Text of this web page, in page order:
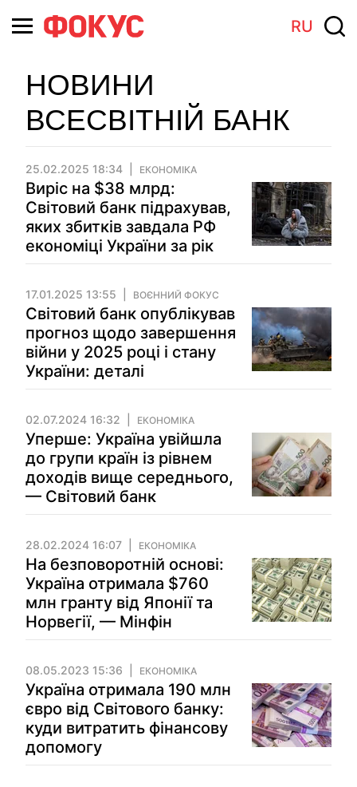
RU
НОВИНИ
ВСЕСВІТНІЙ БАНК
25.02.2025 18:34 ЕКОНОМІКА
Виріс на $38 млрд:
Світовий банк підрахував,
яких збитків завдала РФ
економіці України за рік
17.01.2025 13:55 ВОЄННИЙ ФОКУС
Світовий банк опублікував
прогноз щодо завершення
війни у 2025 році і стану
України: деталі
02.07.2024 16:32 ЕКОНОМІКА
Уперше: Україна увійшла
до групи країн із рівнем
доходів вище середнього,
— Світовий банк
28.02.2024 16:07 ЕКОНОМІКА
На безповоротній основі:
Україна отримала $760
млн гранту від Японії та
Норвегії, — Мінфін
08.05.2023 15:36 ЕКОНОМІКА
Україна отримала 190 млн
євро від Світового банку:
куди витратить фінансову
допомогу